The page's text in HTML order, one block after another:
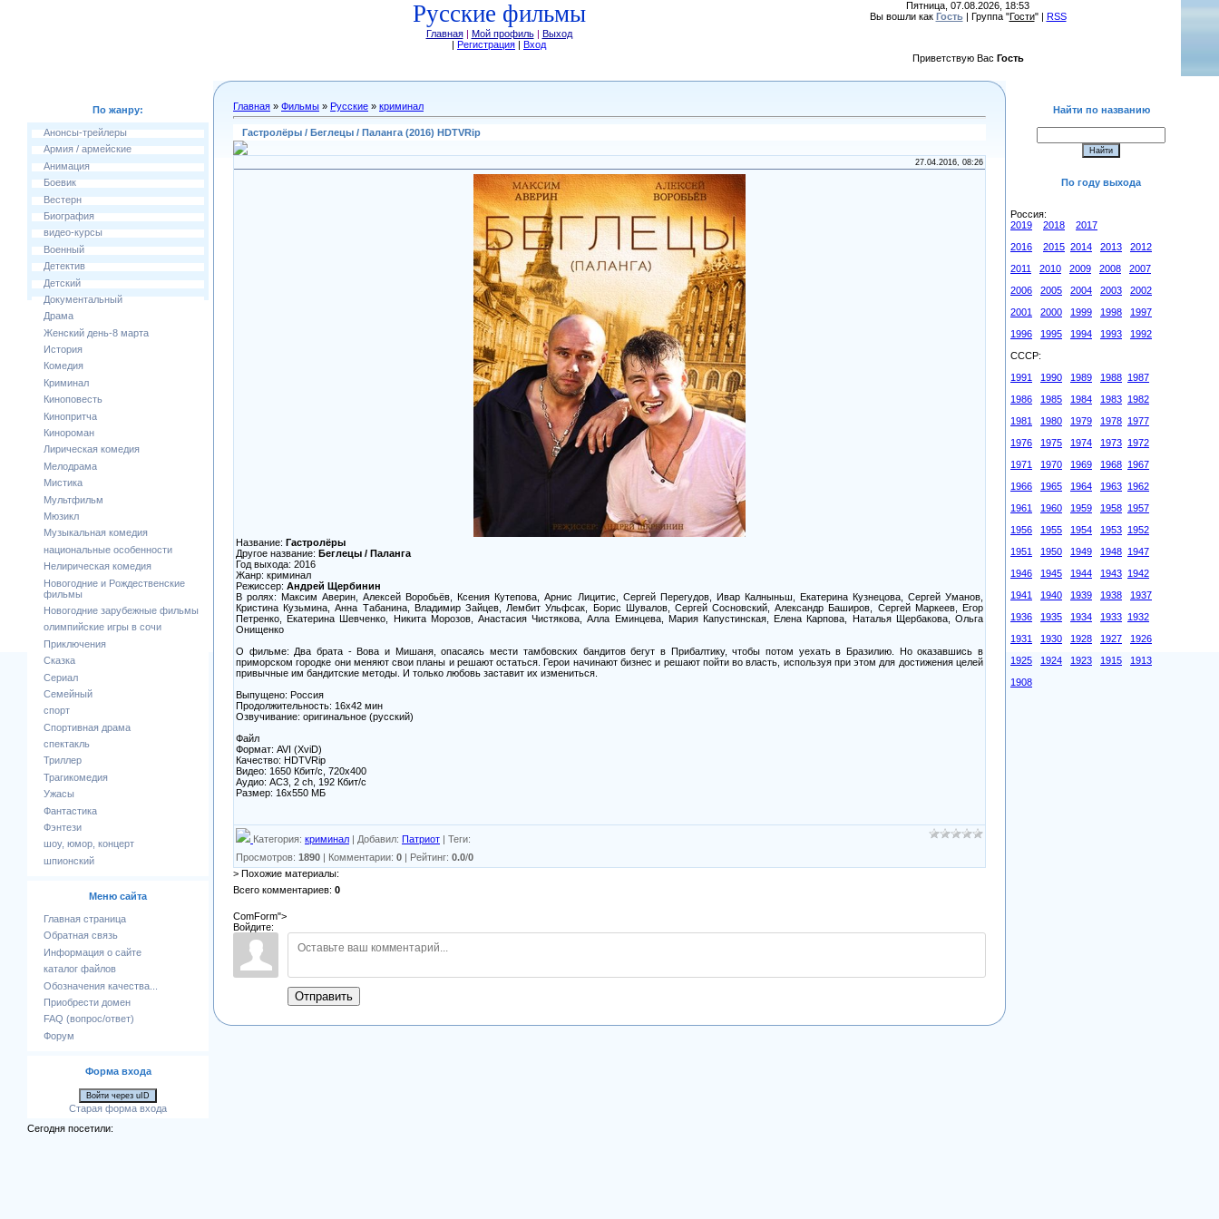
Русские фильмы
Главная| Мой профиль| Выход
| Регистрация | Вход
Пятница, 07.08.2026, 18:53
Вы вошли как Гость| Группа "Гости" | RSS
Приветствую Вас Гость
По жанру:
Анонсы-трейлеры
Армия / армейские
Анимация
Боевик
Вестерн
Биография
видео-курсы
Военный
Детектив
Детский
Документальный
Драма
Женский день-8 марта
История
Комедия
Криминал
Киноповесть
Кинопритча
Кинороман
Лирическая комедия
Мелодрама
Мистика
Мультфильм
Мюзикл
Музыкальная комедия
национальные особенности
Нелирическая комедия
Новогодние и Рождественские
фильмы
Новогодние зарубежные фильмы
олимпийские игры в сочи
Приключения
Сказка
Сериал
Семейный
спорт
Спортивная драма
спектакль
Триллер
Трагикомедия
Ужасы
Фантастика
Фэнтези
шоу, юмор, концерт
шпионский
Меню сайта
Главная страница
Обратная связь
Информация о сайте
каталог файлов
Обозначения качества...
Приобрести домен
FAQ (вопрос/ответ)
Форум
Форма входа
Войти через uID
Старая форма входа
Сегодня посетили:
Главная » Фильмы » Русские » криминал
Гастролёры / Беглецы / Паланга (2016) HDTVRip
27.04.2016, 08:26
Название: Гастролёры
Другое название: Беглецы / Паланга
Год выхода: 2016
Жанр: криминал
Режиссер: Андрей Щербинин
В ролях: Максим Аверин, Алексей Воробьёв, Ксения Кутепова, Арнис Лицитис, Сергей Перегудов, Ивар Калныньш, Екатерина Кузнецова, Сергей Уманов,
Кристина Кузьмина, Анна Табанина, Владимир Зайцев, Лембит Ульфсак, Борис Шувалов, Сергей Сосновский, Александр Баширов, Сергей Маркеев, Егор
Петренко, Екатерина Шевченко, Никита Морозов, Анастасия Чистякова, Алла Еминцева, Мария Капустинская, Елена Карпова, Наталья Щербакова, Ольга
Онищенко
О фильме: Два брата - Вова и Мишаня, опасаясь мести тамбовских бандитов бегут в Прибалтику, чтобы потом уехать в Бразилию. Но оказавшись в
приморском городке они меняют свои планы и решают остаться. Герои начинают бизнес и решают пойти во власть, используя при этом для достижения целей
привычные им бандитские методы. И только любовь заставит их измениться.
Выпущено: Россия
Продолжительность: 16х42 мин
Озвучивание: оригинальное (русский)
Файл
Формат: AVI (XviD)
Качество: HDTVRip
Видео: 1650 Кбит/с, 720x400
Аудио: AC3, 2 ch, 192 Кбит/с
Размер: 16x550 МБ
Категория: криминал | Добавил: Патриот | Теги:
Просмотров: 1890 | Комментарии: 0 | Рейтинг: 0.0/0
> Похожие материалы:
Всего комментариев: 0
ComForm">
Войдите:
Отправить
Найти по названию
По году выхода
Россия:
2019
2018
2017
2016
2015 2014 2013
2012
2011
2010 2009 2008
2007
2006
2005 2004 2003
2002
2001
2000 1999 1998
1997
1996
1995 1994 1993
1992
СССР:
1991
1990 1989 1988 1987
1986
1985 1984 1983 1982
1981
1980 1979 1978 1977
1976
1975 1974 1973 1972
1971
1970 1969 1968 1967
1966
1965 1964 1963 1962
1961
1960 1959 1958 1957
1956
1955 1954 1953 1952
1951
1950 1949 1948 1947
1946
1945 1944 1943 1942
1941
1940 1939 1938
1937
1936
1935 1934 1933 1932
1931
1930 1928 1927
1926
1925
1924 1923 1915
1913
1908